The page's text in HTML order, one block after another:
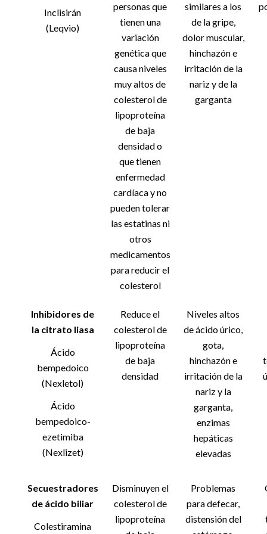
Inclisirán
(Leqvio)
personas que
tienen una
variación
genética que
causa niveles
muy altos de
colesterol de
lipoproteína
de baja
densidad o
que tienen
enfermedad
cardíaca y no
pueden tolerar
las estatinas ni
otros
medicamentos
para reducir el
colesterol
similares a los
de la gripe,
dolor muscular,
hinchazón e
irritación de la
nariz y de la
garganta
Inhibidores de
la citrato liasa
Ácido
bempedoico
(Nexletol)
Ácido
bempedoico-
ezetimiba
(Nexlizet)
Reduce el
colesterol de
lipoproteína
de baja
densidad
Niveles altos
de ácido úrico,
gota,
hinchazón e
irritación de la
nariz y la
garganta,
enzimas
hepáticas
elevadas
Secuestradores
de ácido biliar
Colestiramina
Disminuyen el
colesterol de
lipoproteína
Problemas
para defecar,
distensión del